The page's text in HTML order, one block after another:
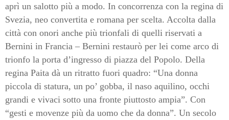
aprì un salotto più a modo. In concorrenza con la regina di
Svezia, neo convertita e romana per scelta. Accolta dalla
città con onori anche più trionfali di quelli riservati a
Bernini in Francia – Bernini restaurò per lei come arco di
trionfo la porta d’ingresso di piazza del Popolo. Della
regina Paita dà un ritratto fuori quadro: “Una donna
piccola di statura, un po’ gobba, il naso aquilino, occhi
grandi e vivaci sotto una fronte piuttosto ampia”. Con
“gesti e movenze più da uomo che da donna”. Un secolo